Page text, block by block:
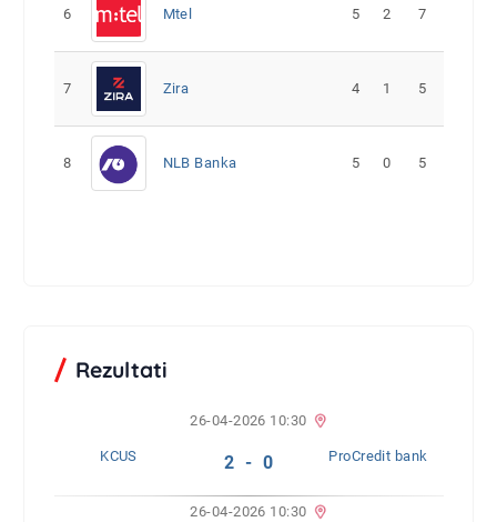
6 Mtel 5 2 7
7 Zira 4 1 5
8 NLB Banka 5 0 5
Rezultati
26-04-2026 10:30
KCUS 2 - 0 ProCredit bank
26-04-2026 10:30